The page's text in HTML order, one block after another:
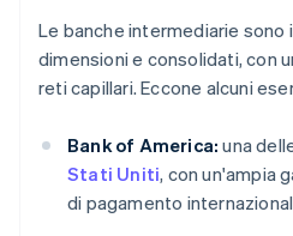
Le banche intermediarie sono
dimensioni e consolidati, con
reti capillari. Eccone alcuni
Bank of America: una
Stati Uniti, con un'ampia
di pagamento